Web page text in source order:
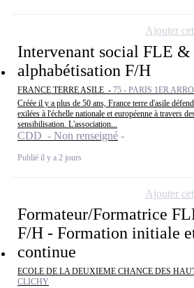
Intervenant social FLE &
alphabétisation F/H
FRANCE TERRE ASILE - 75 - PARIS 1ER
Créée il y a plus de 50 ans, France terre d'asile
exilées à l'échelle nationale et européenne à travers
sensibilisation. L'association...
CDD - Non renseigné
Publié il y a 2 jours
Ajouter
Formateur/Formatrice
F/H - Formation initiale
continue
ECOLE DE LA DEUXIEME CHANCE DES
CLICHY
Ajouter